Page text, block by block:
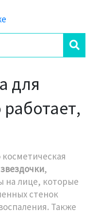
для
работает,
,
на лице, которые
стенок
. Также